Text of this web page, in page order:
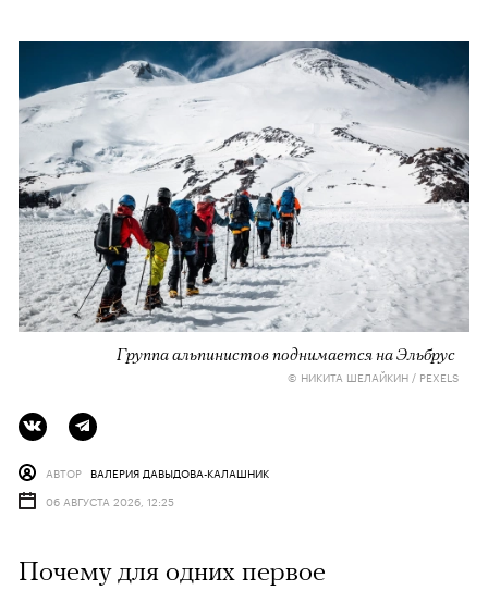
Группа альпинистов поднимается на Эльбрус
© НИКИТА ШЕЛАЙКИН / PEXELS
АВТОР ВАЛЕРИЯ ДАВЫДОВА-КАЛАШНИК
06 АВГУСТА 2026, 12:25
Почему для одних первое